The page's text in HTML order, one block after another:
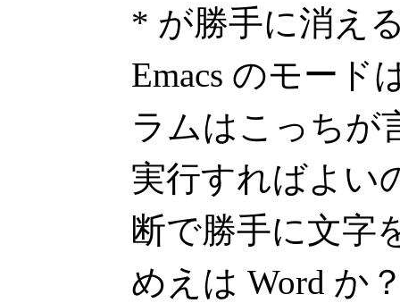
* が勝手に消え
Emacs のモード
ラムはこっちが
実行すればよい
断で勝手に文字
めえは Word か